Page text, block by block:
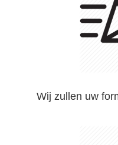
Wij zullen uw